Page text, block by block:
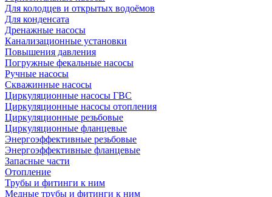
Для колодцев и открытых водоёмов
Для конденсата
Дренажные насосы
Канализационные установки
Повышения давления
Погружные фекальные насосы
Ручные насосы
Скважинные насосы
Циркуляционные насосы ГВС
Циркуляционные насосы отопления
Циркуляционные резьбовые
Циркуляционные фланцевые
Энергоэффективные резьбовые
Энергоэффективные фланцевые
Запасные части
Отопление
Трубы и фитинги к ним
Медные трубы и фитинги к ним